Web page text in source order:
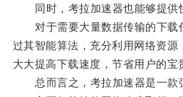
同时，考拉加速器也能够提供
对于需要大量数据传输的下载
过其智能算法，充分利用网络资源
大大提高下载速度，节省用户的宝
总而言之，考拉加速器是一款